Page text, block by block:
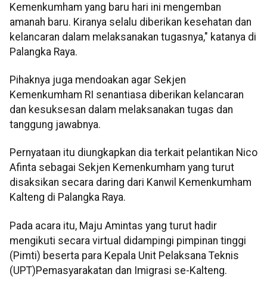
Kemenkumham yang baru hari ini mengemban
amanah baru. Kiranya selalu diberikan kesehatan dan
kelancaran dalam melaksanakan tugasnya," katanya di
Palangka Raya.
Pihaknya juga mendoakan agar Sekjen
Kemenkumham RI senantiasa diberikan kelancaran
dan kesuksesan dalam melaksanakan tugas dan
tanggung jawabnya.
Pernyataan itu diungkapkan dia terkait pelantikan Nico
Afinta sebagai Sekjen Kemenkumham yang turut
disaksikan secara daring dari Kanwil Kemenkumham
Kalteng di Palangka Raya.
Pada acara itu, Maju Amintas yang turut hadir
mengikuti secara virtual didampingi pimpinan tinggi
(Pimti) beserta para Kepala Unit Pelaksana Teknis
(UPT)Pemasyarakatan dan Imigrasi se-Kalteng.